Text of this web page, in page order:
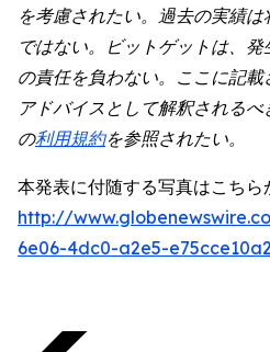
を考慮されたい。過去の実績
ではない。ビットゲットは、
の責任を負わない。ここに記
アドバイスとして解釈される
の利用規約を参照されたい。
本発表に付随する写真はこちら
http://
6e06-4dc0-a2e5-